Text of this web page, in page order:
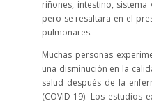
riñones, intestino,
pero se resaltara en el
pulmonares.
Muchas personas
una disminución en la
salud después de la
(COVID-19). Los estudios